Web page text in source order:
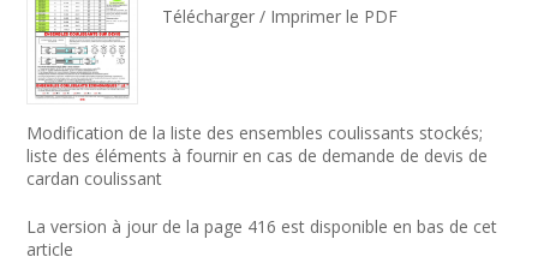
Télécharger / Imprimer le PDF
Modification de la liste des ensembles coulissants stockés;
liste des éléments à fournir en cas de demande de devis de
cardan coulissant
La version à jour de la page 416 est disponible en bas de cet
article